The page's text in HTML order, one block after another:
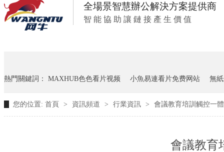
全場景智慧辦公解決方案提供商
智 能 協 助 讓 鏈 接 產 生 價 值
熱門關鍵詞： MAXHUB色色看片视频 小魚易連看片免费网站 無
您的位置: 首頁 > 資訊頻道 > 行業資訊 > 會議教育培訓觸控一
會議教育